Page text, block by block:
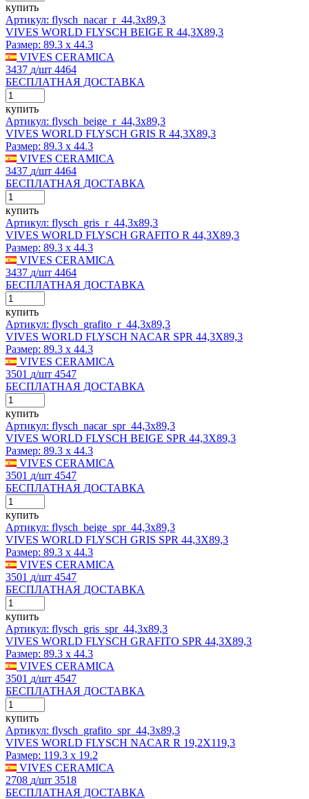
купить
Артикул: flysch_nacar_r_44,3x89,3
VIVES WORLD FLYSCH BEIGE R 44,3X89,3
Размер: 89.3 x 44.3
VIVES CERAMICA
3437 д/шт 4464
БЕСПЛАТНАЯ ДОСТАВКА
купить
Артикул: flysch_beige_r_44,3x89,3
VIVES WORLD FLYSCH GRIS R 44,3X89,3
Размер: 89.3 x 44.3
VIVES CERAMICA
3437 д/шт 4464
БЕСПЛАТНАЯ ДОСТАВКА
купить
Артикул: flysch_gris_r_44,3x89,3
VIVES WORLD FLYSCH GRAFITO R 44,3X89,3
Размер: 89.3 x 44.3
VIVES CERAMICA
3437 д/шт 4464
БЕСПЛАТНАЯ ДОСТАВКА
купить
Артикул: flysch_grafito_r_44,3x89,3
VIVES WORLD FLYSCH NACAR SPR 44,3X89,3
Размер: 89.3 x 44.3
VIVES CERAMICA
3501 д/шт 4547
БЕСПЛАТНАЯ ДОСТАВКА
купить
Артикул: flysch_nacar_spr_44,3x89,3
VIVES WORLD FLYSCH BEIGE SPR 44,3X89,3
Размер: 89.3 x 44.3
VIVES CERAMICA
3501 д/шт 4547
БЕСПЛАТНАЯ ДОСТАВКА
купить
Артикул: flysch_beige_spr_44,3x89,3
VIVES WORLD FLYSCH GRIS SPR 44,3X89,3
Размер: 89.3 x 44.3
VIVES CERAMICA
3501 д/шт 4547
БЕСПЛАТНАЯ ДОСТАВКА
купить
Артикул: flysch_gris_spr_44,3x89,3
VIVES WORLD FLYSCH GRAFITO SPR 44,3X89,3
Размер: 89.3 x 44.3
VIVES CERAMICA
3501 д/шт 4547
БЕСПЛАТНАЯ ДОСТАВКА
купить
Артикул: flysch_grafito_spr_44,3x89,3
VIVES WORLD FLYSCH NACAR R 19,2X119,3
Размер: 119.3 x 19.2
VIVES CERAMICA
2708 д/шт 3518
БЕСПЛАТНАЯ ДОСТАВКА